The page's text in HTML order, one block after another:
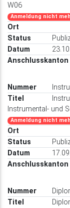
W06
Anmeldung nicht
Instrumental- und
Anmeldung nicht